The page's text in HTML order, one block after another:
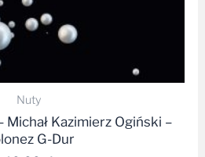
Nuty
Michał Kazimierz Ogiński –
G-Dur